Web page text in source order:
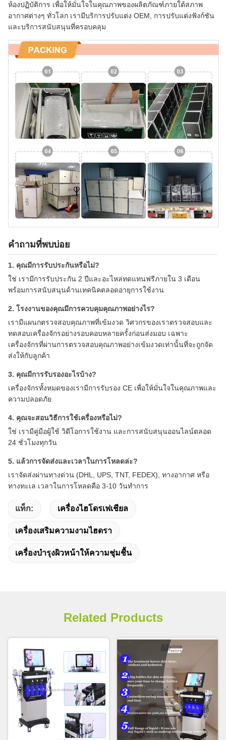
ห้องปฏิบัติการ เพื่อให้มั่นใจในคุณภาพของผลิตภัณฑ์ภายใต้สภาพ
อากาศต่างๆ ทั่วโลก เรามีบริการปรับแต่ง OEM, การปรับแต่งฟังก์ชัน
และบริการสนับสนุนที่ครอบคลุม
คำถามที่พบบ่อย
1. คุณมีการรับประกันหรือไม่?
ใช่ เรามีการรับประกัน 2 ปีและอะไหล่ทดแทนฟรีภายใน 3 เดือน
พร้อมการสนับสนุนด้านเทคนิคตลอดอายุการใช้งาน
2. โรงงานของคุณมีการควบคุมคุณภาพอย่างไร?
เรามีแผนกตรวจสอบคุณภาพที่เข้มงวด วิศวกรของเราตรวจสอบและ
ทดสอบเครื่องจักรอย่างรอบคอบหลายครั้งก่อนส่งมอบ เฉพาะ
เครื่องจักรที่ผ่านการตรวจสอบคุณภาพอย่างเข้มงวดเท่านั้นที่จะถูกจัด
ส่งให้กับลูกค้า
3. คุณมีการรับรองอะไรบ้าง?
เครื่องจักรทั้งหมดของเรามีการรับรอง CE เพื่อให้มั่นใจในคุณภาพและ
ความปลอดภัย
4. คุณจะสอนวิธีการใช้เครื่องหรือไม่?
ใช่ เรามีคู่มือผู้ใช้ วิดีโอการใช้งาน และการสนับสนุนออนไลน์ตลอด
24 ชั่วโมงทุกวัน
5. แล้วการจัดส่งและเวลาในการโหลดล่ะ?
เราจัดส่งผ่านทางด่วน (DHL, UPS, TNT, FEDEX), ทางอากาศ หรือ
ทางทะเล เวลาในการโหลดคือ 3-10 วันทำการ
แท็ก: เครื่องไฮโดรเฟเชียล
เครื่องเสริมความงามไฮดรา
เครื่องบำรุงผิวหน้าให้ความชุ่มชื้น
Related Products